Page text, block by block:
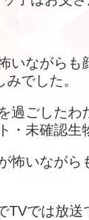
いながらも
でした。
過ごした
・未確認生
怖いなが
TVでは放